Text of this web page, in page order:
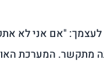
"אם אני לא